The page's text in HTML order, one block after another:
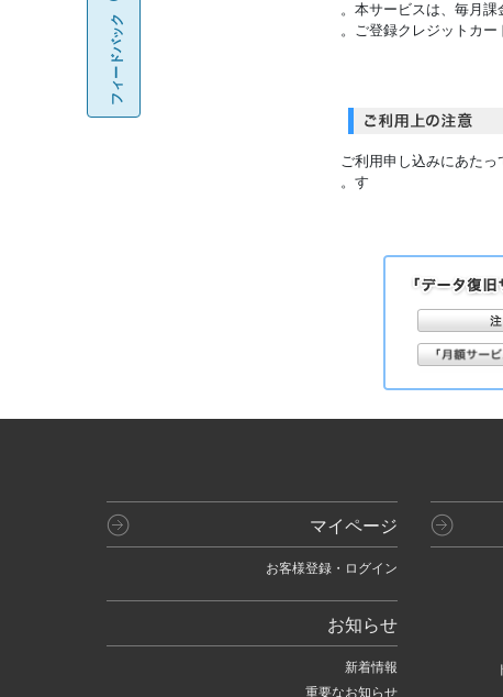
本サービスは、毎月課
ご登録クレジットカー
ご利用申し込みにあた
す。
マイページ
お客様登録・ログイン
お知らせ
新着情報
重要なお知らせ
フィードバック